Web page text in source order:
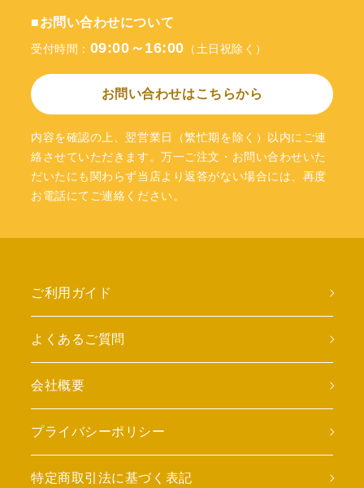
■お問い合わせについて
受付時間： 09:00～16:00 （土日祝除く）
お問い合わせはこちらから
内容を確認の上、翌営業日（繁忙期を除く）以内にご連
絡させていただきます。万一ご注文・お問い合わせいた
だいたにも関わらず当店より返答がない場合には、再度
お電話にてご連絡ください。
ご利用ガイド
よくあるご質問
会社概要
プライバシーポリシー
特定商取引法に基づく表記